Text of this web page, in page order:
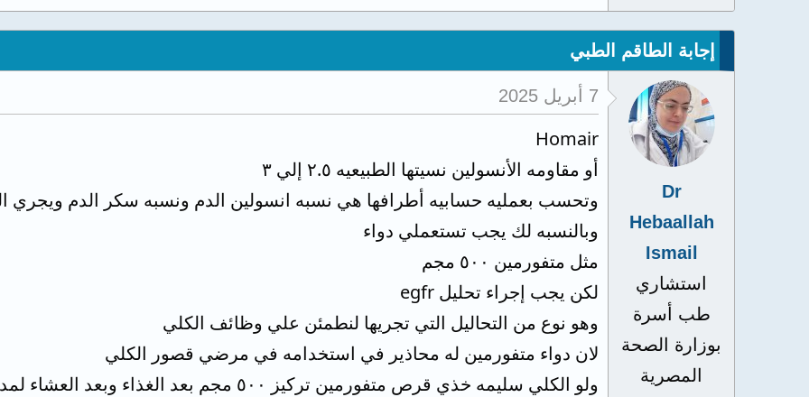
إجابة الطاقم الطبي
Dr
Hebaallah
Ismail
استشاري
طب أسرة
بوزارة الصحة
المصرية
7 أبريل 2025
Homair
أو مقاومه الأنسولين نسيتها الطبيعيه ٢.٥ إلي ٣
وتحسب بعمليه حسابيه أطرافها هي نسبه انسولين الدم ونسبه سكر الدم ويجري
وبالنسبه لك يجب تستعملي دواء
مثل متفورمين ٥٠٠ مجم
لكن يجب إجراء تحليل egfr
وهو نوع من التحاليل التي تجريها لنطمئن علي وظائف الكلي
لان دواء متفورمين له محاذير في استخدامه في مرضي قصور الكلي
ولو الكلي سليمه خذي قرص متفورمين تركيز ٥٠٠ مجم بعد الغذاء وبعد العشاء لمده ٣ شهور